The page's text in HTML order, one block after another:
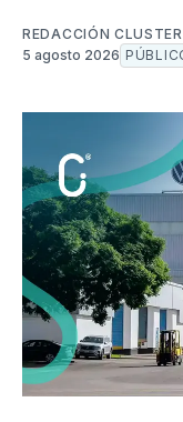
REDACCIÓN CLUSTER
5 agosto 2026